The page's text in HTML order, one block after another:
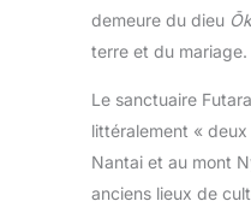
demeure du dieu
terre et du mariage.
Le sanctuaire
littéralement «
Nantai et au mont
anciens lieux de